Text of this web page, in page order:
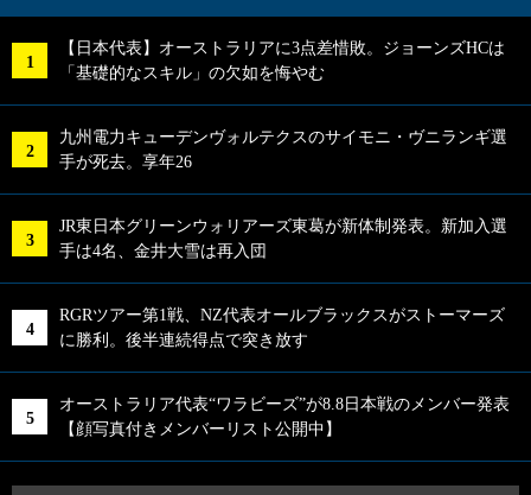
【日本代表】オーストラリアに3点差惜敗。ジョーンズHCは
「基礎的なスキル」の欠如を悔やむ
九州電力キューデンヴォルテクスのサイモニ・ヴニランギ選
手が死去。享年26
JR東日本グリーンウォリアーズ東葛が新体制発表。新加入選
手は4名、金井大雪は再入団
RGRツアー第1戦、NZ代表オールブラックスがストーマーズ
に勝利。後半連続得点で突き放す
オーストラリア代表“ワラビーズ”が8.8日本戦のメンバー発表
【顔写真付きメンバーリスト公開中】